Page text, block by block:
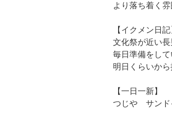
より落ち着く
【イクメン日記
文化祭が近い長
毎日準備をして
明日くらいか
【一日一新】
つじや サンド